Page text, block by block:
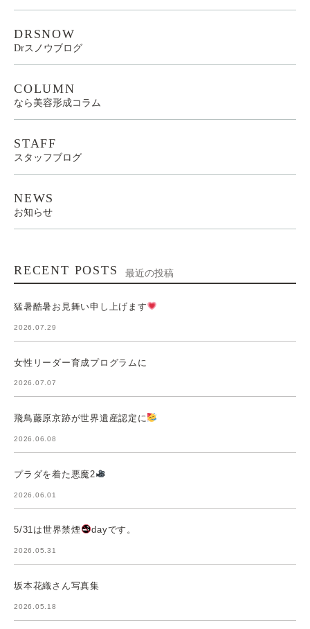
DRSNOW
Drスノウブログ
COLUMN
なら美容形成コラム
STAFF
スタッフブログ
NEWS
お知らせ
RECENT POSTS 最近の投稿
猛暑酷暑お見舞い申し上げます
2026.07.29
女性リーダー育成プログラムに
2026.07.07
飛鳥藤原京跡が世界遺産認定に
2026.06.08
プラダを着た悪魔2
2026.06.01
5/31は世界禁煙 dayです。
2026.05.31
坂本花織さん写真集
2026.05.18